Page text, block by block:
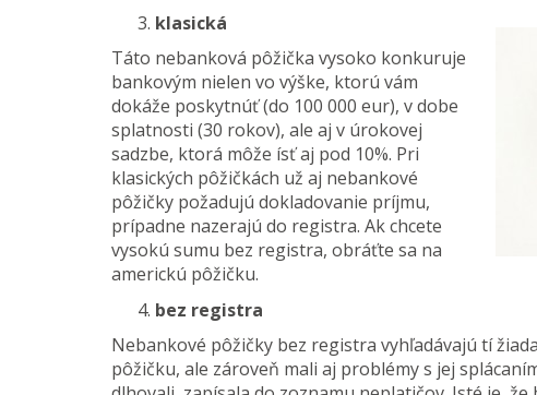
klasická
Táto nebanková pôžička vysoko konkuruje
bankovým nielen vo výške, ktorú vám
dokáže poskytnúť (do 100 000 eur), v dobe
splatnosti (30 rokov), ale aj v úrokovej
sadzbe, ktorá môže ísť aj pod 10%. Pri
klasických pôžičkách už aj nebankové
pôžičky požadujú dokladovanie príjmu,
prípadne nazerajú do registra. Ak chcete
vysokú sumu bez registra, obráťte sa na
americkú pôžičku.
bez registra
Nebankové pôžičky bez registra vyhľadávajú tí
pôžičku, ale zároveň mali aj problémy s jej